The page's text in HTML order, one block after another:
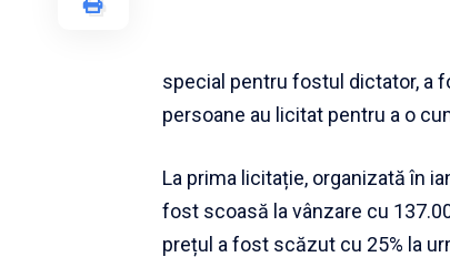
special pentru fostul dictator, a
persoane au licitat pentru a o
La prima licitație, organizată în
fost scoasă la vânzare cu
prețul a fost scăzut cu 25% la